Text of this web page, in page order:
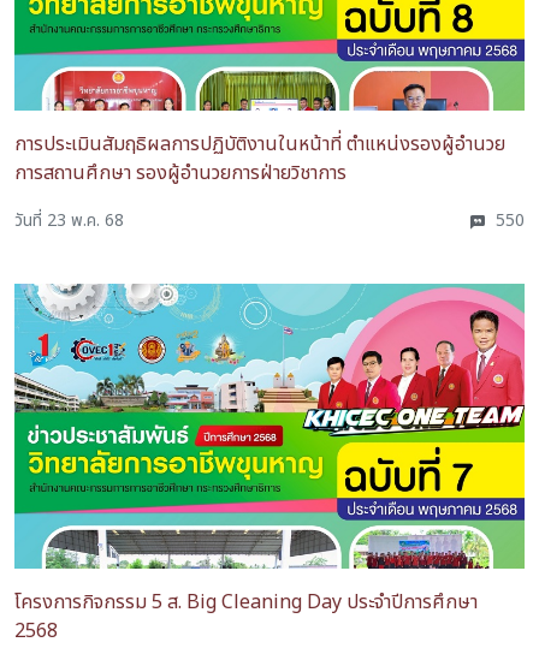
การประเมินสัมฤธิผลการปฏิบัติงานในหน้าที่ ตำแหน่งรองผู้อำนวย
การสถานศึกษา รองผู้อำนวยการฝ่ายวิชาการ
วันที่ 23 พ.ค. 68 550
โครงการกิจกรรม 5 ส. Big Cleaning Day ประจำปีการศึกษา
2568